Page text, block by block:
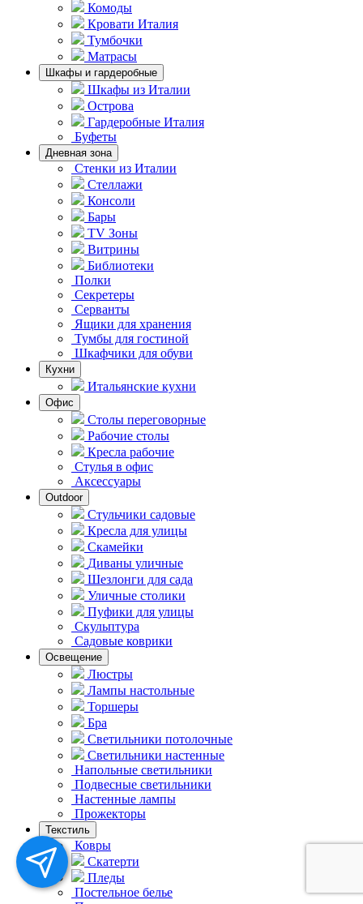
Комоды
Кровати Италия
Тумбочки
Матрасы
Шкафы и гардеробные
Шкафы из Италии
Острова
Гардеробные Италия
Буфеты
Дневная зона
Стенки из Италии
Стеллажи
Консоли
Бары
TV Зоны
Витрины
Библиотеки
Полки
Секретеры
Серванты
Ящики для хранения
Тумбы для гостиной
Шкафчики для обуви
Кухни
Итальянские кухни
Офис
Столы переговорные
Рабочие столы
Кресла рабочие
Стулья в офис
Аксессуары
Outdoor
Стульчики садовые
Кресла для улицы
Скамейки
Диваны уличные
Шезлонги для сада
Уличные столики
Пуфики для улицы
Скульптура
Садовые коврики
Освещение
Люстры
Лампы настольные
Торшеры
Бра
Светильники потолочные
Светильники настенные
Напольные светильники
Подвесные светильники
Hастенные лампы
Прожекторы
Текстиль
Ковры
Скатерти
Пледы
Постельное белье